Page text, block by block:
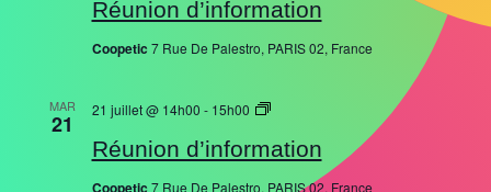
Réunion d’information
Coopetic7 Rue De Palestro, PARIS 02, France
MAR
21
Réunion d’information
21 juillet @ 14h00 - 15h00
Réunion
d’information
Coopetic7 Rue De Palestro, PARIS 02, France